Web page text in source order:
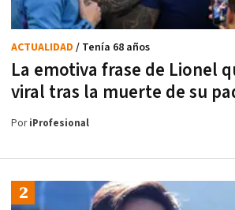
La emotiva frase de Lionel
viral tras la muerte de su
ACTUALIDAD / Tenía 68 años
PoriProfesional